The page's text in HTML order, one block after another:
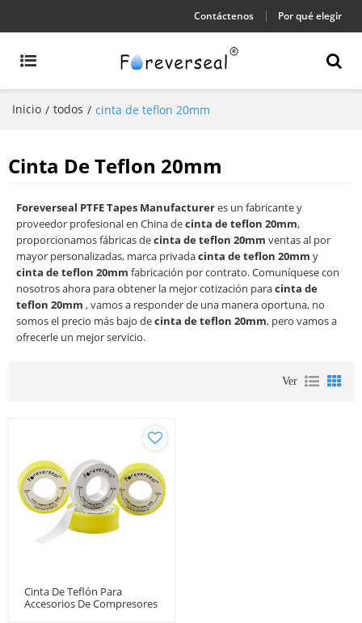
Contáctenos Por qué elegir
Inicio / todos / cinta de teflon 20mm
Cinta De Teflon 20mm
Foreverseal PTFE Tapes Manufactureres un fabricante y
proveedor profesional en China decinta de teflon 20mm,
proporcionamos fábricas decinta de teflon 20mm ventas al por
mayor personalizadas, marca privadacinta de teflon 20mm y
cinta de teflon 20mm fabricación por contrato. Comuníquese con
nosotros ahora para obtener la mejor cotización paracinta de
teflon 20mm , vamos a responder de una manera oportuna, no
somos el precio más bajo decinta de teflon 20mm, pero vamos a
ofrecerle un mejor servicio.
Ver
Cinta De Teflón Para
Accesorios De Compresores